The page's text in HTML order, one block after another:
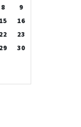
8
9
15
16
22
23
29
30